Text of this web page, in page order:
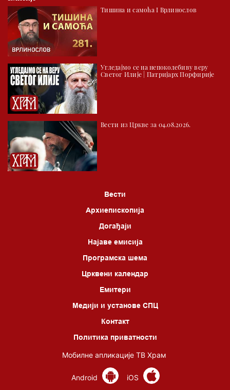
03.03 Палета културног наслеђа
04.00 Час историје
05.30 Храм културе
06.00 Црквена предавања и трибине
*најважније вести емитујемо на сваки пун сат
Тишина и самоћа I Врлинослов
Угледајмо се на непоколебиву веру
Светог Илије | Патријарх Порфирије
Вести из Цркве за 04.08.2026.
Вести
Архиепископија
Догађаји
Најаве емисија
Програмска шема
Црквени календар
Емитери
Медији и установе СПЦ
Контакт
Политика приватности
Мобилне апликације ТВ Храм
Android iOS